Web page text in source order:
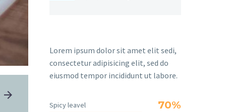
Lorem ipsum dolor sit amet elit sedi,
consectetur adipisicing elit, sed do
eiusmod tempor incididunt ut labore.
Spicy leavel 70%